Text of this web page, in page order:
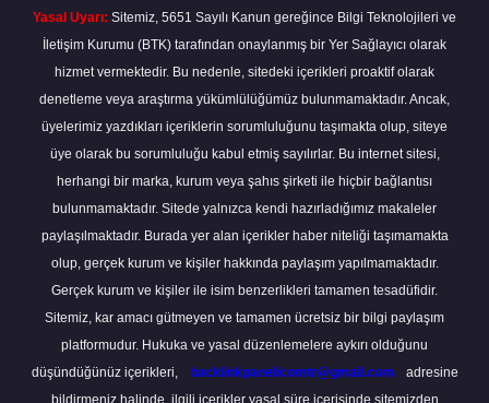
Yasal Uyarı: Sitemiz, 5651 Sayılı Kanun gereğince Bilgi Teknolojileri ve
İletişim Kurumu (BTK) tarafından onaylanmış bir Yer Sağlayıcı olarak
hizmet vermektedir. Bu nedenle, sitedeki içerikleri proaktif olarak
denetleme veya araştırma yükümlülüğümüz bulunmamaktadır. Ancak,
üyelerimiz yazdıkları içeriklerin sorumluluğunu taşımakta olup, siteye
üye olarak bu sorumluluğu kabul etmiş sayılırlar. Bu internet sitesi,
herhangi bir marka, kurum veya şahıs şirketi ile hiçbir bağlantısı
bulunmamaktadır. Sitede yalnızca kendi hazırladığımız makaleler
paylaşılmaktadır. Burada yer alan içerikler haber niteliği taşımamakta
olup, gerçek kurum ve kişiler hakkında paylaşım yapılmamaktadır.
Gerçek kurum ve kişiler ile isim benzerlikleri tamamen tesadüfidir.
Sitemiz, kar amacı gütmeyen ve tamamen ücretsiz bir bilgi paylaşım
platformudur. Hukuka ve yasal düzenlemelere aykırı olduğunu
düşündüğünüz içerikleri,
backlinkpanelicomtr@gmail.com
adresine
bildirmeniz halinde, ilgili içerikler yasal süre içerisinde sitemizden